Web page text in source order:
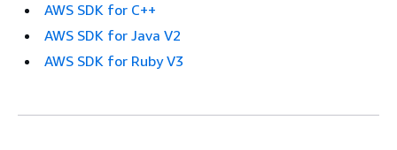
AWS SDK for C++
AWS SDK for Java V2
AWS SDK for Ruby V3